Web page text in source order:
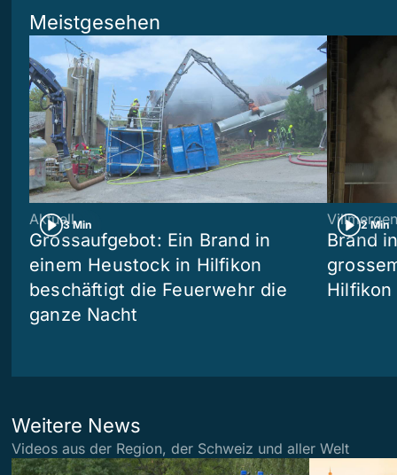
Meistgesehen
3 Min
Aktuell
Grossaufgebot: Ein Brand in
einem Heustock in Hilfikon
beschäftigt die Feuerwehr die
ganze Nacht
2 Min
Villmergen
Brand
Hilfikon
Weitere News
Videos aus der Region, der Schweiz und aller Welt